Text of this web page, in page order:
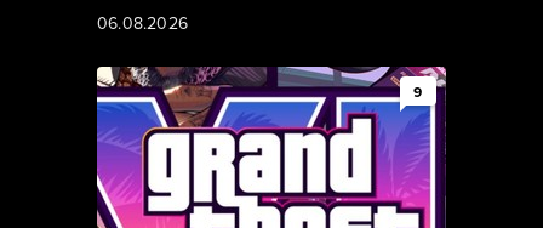
06.08.2026
9